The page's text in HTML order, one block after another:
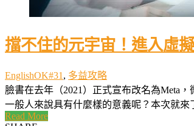
擋不住的元宇宙！進入虛
EnglishOK#31 , 多益攻略
臉書在去年（2021）正式宣布改名為Meta
一般人來說具有什麼樣的意義呢？本次就
Read More